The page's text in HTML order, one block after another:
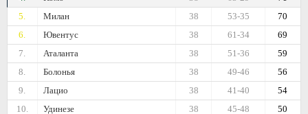
5.
Милан 70
53-35
38
6.
Ювентус 69
61-34
38
7.
Аталанта 59
51-36
38
8.
Болонья 56
49-46
38
9.
Лацио 54
41-40
38
10.
Удинезе 50
45-48
38